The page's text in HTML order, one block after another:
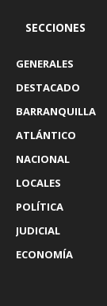
SECCIONES
GENERALES
DESTACADO
BARRANQUILLA
ATLÁNTICO
NACIONAL
LOCALES
POLÍTICA
JUDICIAL
ECONOMÍA